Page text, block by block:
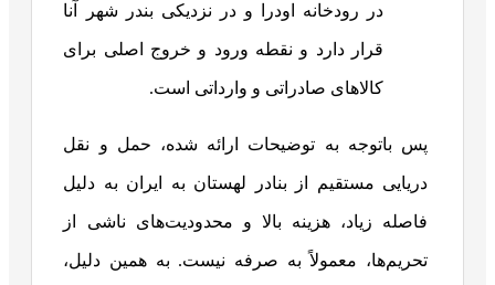
در رودخانه اودرا و در نزدیکی بندر شهر آنا
قرار دارد و نقطه ورود و خروج اصلی برای
کالاهای صادراتی و وارداتی است.
پس باتوجه به توضیحات ارائه شده، حمل و نقل
دریایی مستقیم از بنادر لهستان به ایران به دلیل
فاصله زیاد، هزینه بالا و محدودیت‌های ناشی از
تحریم‌ها، معمولاً به صرفه نیست. به همین دلیل،